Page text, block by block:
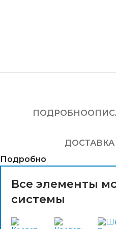
ПОДРОБНО
Подробно
Все элементы
системы